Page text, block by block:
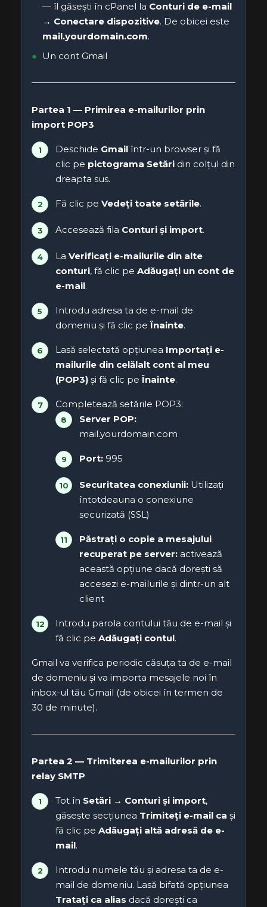
— îl găsești în cPanel la Conturi de e-mail
→ Conectare dispozitive. De obicei este
mail.yourdomain.com.
Un cont Gmail
Partea 1 — Primirea e-mailurilor prin
import POP3
Deschide Gmail într-un browser și fă
clic pe pictograma Setări din colțul din
dreapta sus.
Fă clic pe Vedeți toate setările.
Accesează fila Conturi și import.
La Verificați e-mailurile din alte
conturi, fă clic pe Adăugați un cont de
e-mail.
Introdu adresa ta de e-mail de
domeniu și fă clic peÎnainte.
Lasă selectată opțiunea Importați e-
mailurile din celălalt cont al meu
(POP3) și fă clic peÎnainte.
Completează setările POP3:
Server POP:
mail.yourdomain.com
Port: 995
Securitatea conexiunii: Utilizați
întotdeauna o conexiune
securizată (SSL)
Păstrați o copie a mesajului
recuperat pe server: activează
această opțiune dacă dorești să
accesezi e-mailurile și dintr-un alt
client
Introdu parola contului tău de e-mail și
fă clic pe Adăugați contul.
Gmail va verifica periodic căsuța ta de e-mail
de domeniu și va importa mesajele noi în
inbox-ul tău Gmail (de obicei în termen de
30 de minute).
Partea 2 — Trimiterea e-mailurilor prin
relay SMTP
Tot în Setări → Conturi și import,
găsește secțiunea Trimiteți e-mail ca și
fă clic pe Adăugați altă adresă de e-
mail.
Introdu numele tău și adresa ta de e-
mail de domeniu. Lasă bifată opțiunea
Tratați ca alias dacă dorești ca